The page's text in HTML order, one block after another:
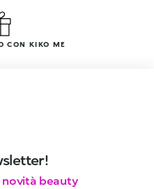
CON KIKO ME
beauty